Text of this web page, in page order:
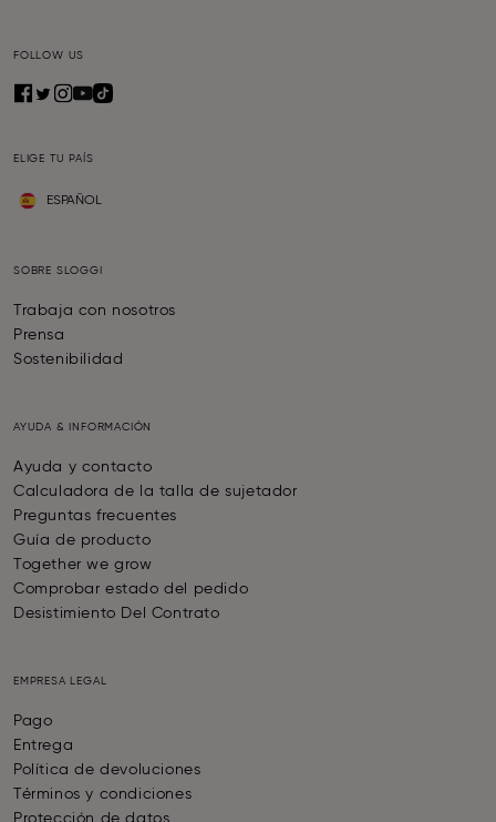
FOLLOW US
ELIGE TU PAÍS
ESPAÑOL
SOBRE SLOGGI
Trabaja con nosotros
Prensa
Sostenibilidad
AYUDA & INFORMACIÓN
Ayuda y contacto
Calculadora de la talla de sujetador
Preguntas frecuentes
Guía de producto
Together we grow
Comprobar estado del pedido
Desistimiento Del Contrato
EMPRESA LEGAL
Pago
Entrega
Política de devoluciones
Términos y condiciones